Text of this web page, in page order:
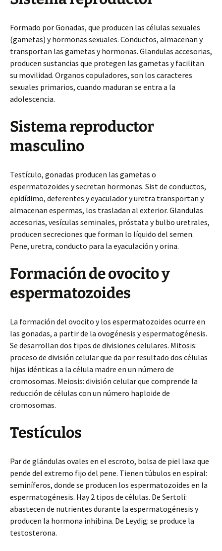
Formado por Gonadas, que producen las células sexuales
(gametas) y hormonas sexuales. Conductos, almacenan y
transportan las gametas y hormonas. Glandulas accesorias,
producen sustancias que protegen las gametas y facilitan
su movilidad. Organos copuladores, son los caracteres
sexuales primarios, cuando maduran se entra a la
adolescencia.
Sistema reproductor
masculino
Testículo, gonadas producen las gametas o
espermatozoides y secretan hormonas. Sist de conductos,
epidídimo, deferentes y eyaculador y uretra transportan y
almacenan espermas, los trasladan al exterior. Glandulas
accesorias, vesículas seminales, próstata y bulbo uretrales,
producen secreciones que forman lo líquido del semen.
Pene, uretra, conducto para la eyaculación y orina.
Formación de ovocito y
espermatozoides
La formación del ovocito y los espermatozoides ocurre en
las gonadas, a partir de la ovogénesis y espermatogénesis.
Se desarrollan dos tipos de divisiones celulares. Mitosis:
proceso de división celular que da por resultado dos células
hijas idénticas a la célula madre en un número de
cromosomas. Meiosis: división celular que comprende la
reducción de células con un número haploide de
cromosomas.
Testículos
Par de glándulas ovales en el escroto, bolsa de piel laxa que
pende del extremo fijo del pene. Tienen túbulos en espiral:
seminíferos, donde se producen los espermatozoides en la
espermatogénesis. Hay 2 tipos de células. De Sertoli:
abastecen de nutrientes durante la espermatogénesis y
producen la hormona inhibina. De Leydig: se produce la
testosterona.